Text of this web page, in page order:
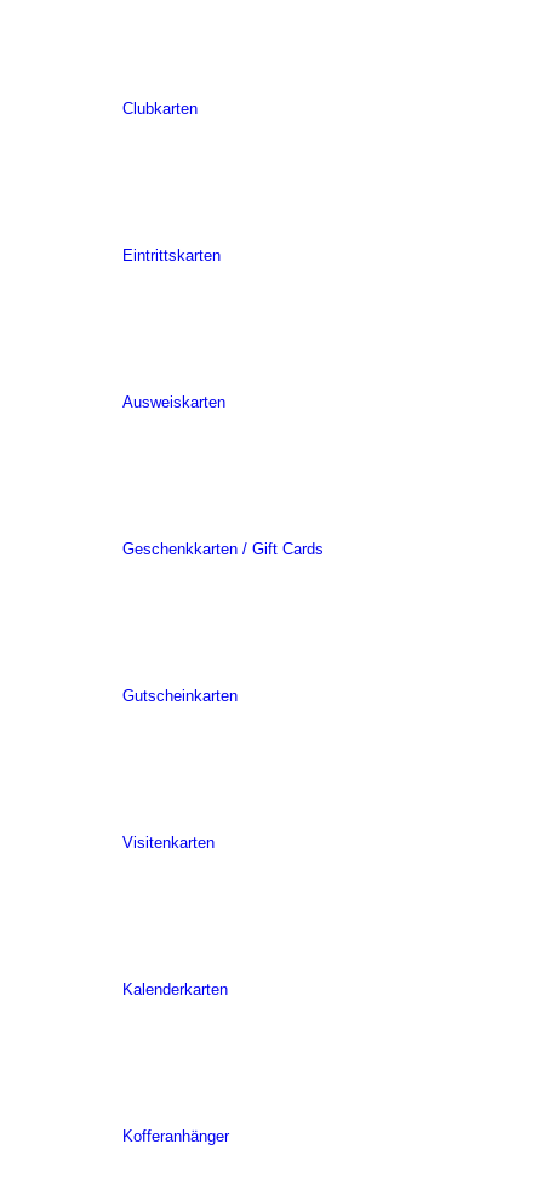
Clubkarten
Eintrittskarten
Ausweiskarten
Geschenkkarten / Gift Cards
Gutscheinkarten
Visitenkarten
Kalenderkarten
Kofferanhänger